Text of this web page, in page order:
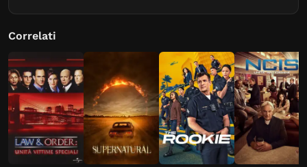
Correlati